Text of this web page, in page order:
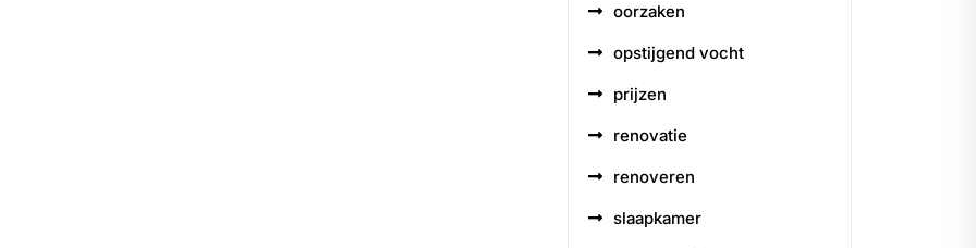
oorzaken
opstijgend vocht
prijzen
renovatie
renoveren
slaapkamer